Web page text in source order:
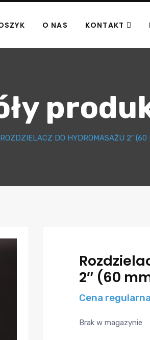
O NAS KONTAKT
ROZDZIELACZ DO HYDROMASAŻU 2″
2″ (60
Cena regularna
Brak w magazynie